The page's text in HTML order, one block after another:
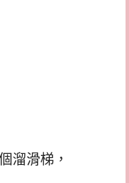
溜滑梯，